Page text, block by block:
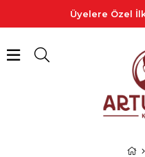
Üyelere Özel İlk